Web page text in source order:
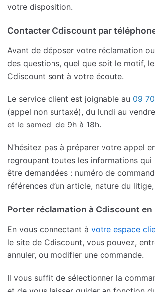
votre disposition.
Contacter Cdiscount par
Avant de déposer votre réclamation
des questions, quel que soit le motif,
Cdiscount sont à votre écoute.
Le service client est joignable au 09
(appel non surtaxé), du lundi au
et le samedi de 9h à 18h.
N’hésitez pas à préparer votre appel
regroupant toutes les informations qui
être demandées : numéro de
références d’un article, nature du
Porter réclamation à Cdiscount en
En vous connectant à votre espace
le site de Cdiscount, vous pouvez,
annuler, ou modifier une commande.
Il vous suffit de sélectionner la